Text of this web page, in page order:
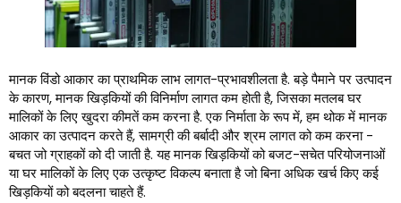
मानक विंडो आकार का प्राथमिक लाभ लागत-प्रभावशीलता है. बड़े पैमाने पर उत्पादन
के कारण, मानक खिड़कियों की विनिर्माण लागत कम होती है, जिसका मतलब घर
मालिकों के लिए खुदरा कीमतें कम करना है. एक निर्माता के रूप में, हम थोक में मानक
आकार का उत्पादन करते हैं, सामग्री की बर्बादी और श्रम लागत को कम करना -
बचत जो ग्राहकों को दी जाती है. यह मानक खिड़कियों को बजट-सचेत परियोजनाओं
या घर मालिकों के लिए एक उत्कृष्ट विकल्प बनाता है जो बिना अधिक खर्च किए कई
खिड़कियों को बदलना चाहते हैं.